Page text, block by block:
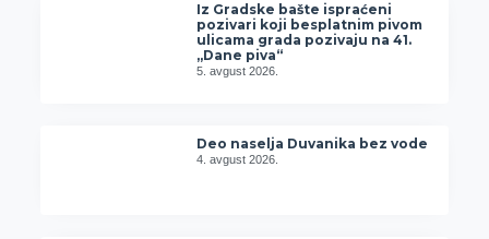
Iz Gradske bašte ispraćeni
pozivari koji besplatnim pivom
ulicama grada pozivaju na 41.
„Dane piva“
5. avgust 2026.
Deo naselja Duvanika bez vode
4. avgust 2026.